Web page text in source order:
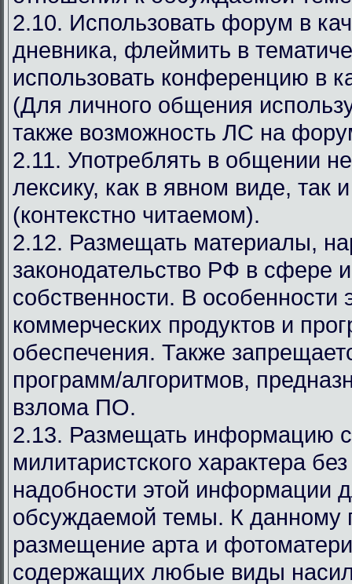
2.10. Использовать форум в
дневника, флеймить в
использовать конференцию в
(Для личного общения
также возможность ЛС на
2.11. Употреблять в общении
лексику, как в явном виде, так
(контекстно читаемом).
2.12. Размещать материалы,
законодательство РФ в сфере
собственности. В особенности
коммерческих продуктов и
обеспечения. Также
программ/алгоритмов,
взлома ПО.
2.13. Размещать информацию
милитаристского характера
надобности этой информации
обсуждаемой темы. К данному
размещение арта и
содержащих любые виды